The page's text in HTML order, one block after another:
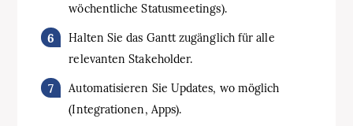
wöchentliche Statusmeetings).
Halten Sie das Gantt zugänglich für alle
relevanten Stakeholder.
Automatisieren Sie Updates, wo möglich
(Integrationen, Apps).